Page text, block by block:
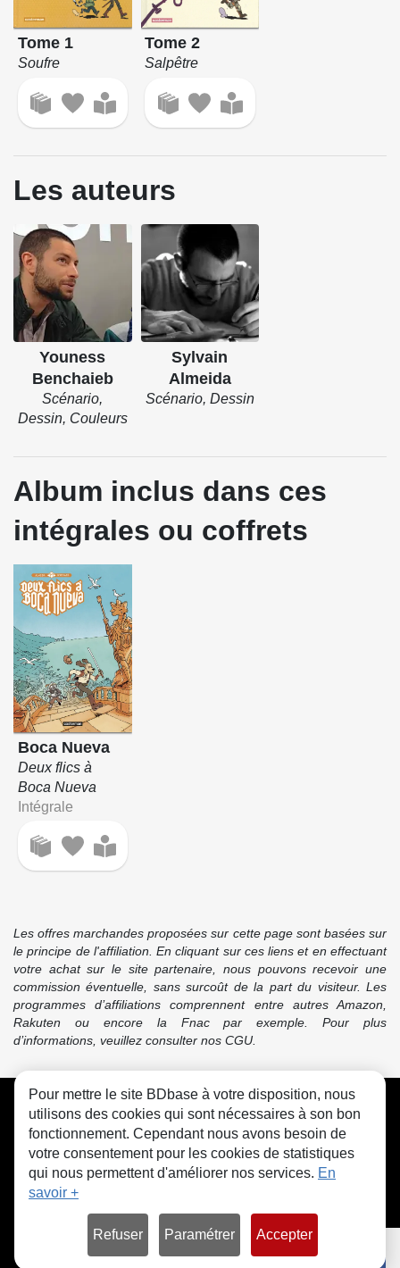
Tome 1
Soufre
Tome 2
Salpêtre
Les auteurs
Youness
Benchaieb
Scénario,
Dessin, Couleurs
Sylvain
Almeida
Scénario, Dessin
Album inclus dans ces
intégrales ou coffrets
Boca Nueva
Deux flics à
Boca Nueva
Intégrale
Les offres marchandes proposées sur cette page sont basées sur
le principe de l'affiliation. En cliquant sur ces liens et en effectuant
votre achat sur le site partenaire, nous pouvons recevoir une
commission éventuelle, sans surcoût de la part du visiteur. Les
programmes d’affiliations comprennent entre autres Amazon,
Rakuten ou encore la Fnac par exemple. Pour plus
d’informations, veuillez consulter nos CGU.
CGU FAQ Contact Cookies
Pour mettre le site BDbase à votre disposition, nous
utilisons des cookies qui sont nécessaires à son bon
fonctionnement. Cependant nous avons besoin de
votre consentement pour les cookies de statistiques
qui nous permettent d'améliorer nos services. En
savoir +
Refuser Paramétrer Accepter